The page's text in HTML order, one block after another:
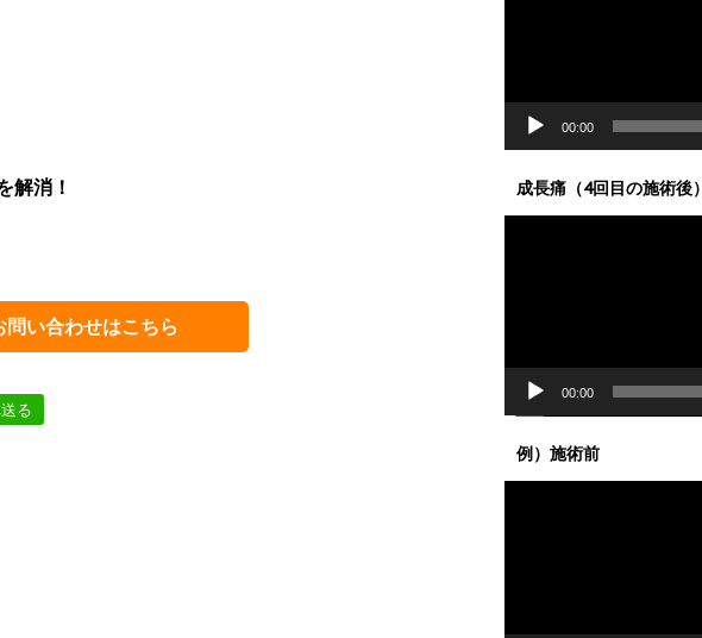
解消！
い合わせはこちら
る
00:00
成長痛（4回目の施術後）
00:00
例）施術前